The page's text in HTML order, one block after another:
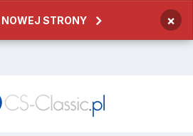
NOWEJ STRONY ×